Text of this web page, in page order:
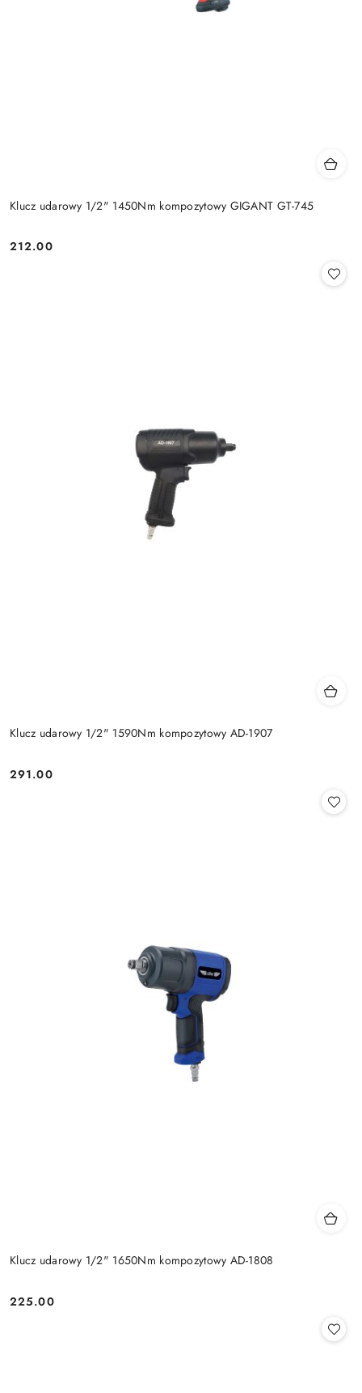
Klucz udarowy 1/2" 1450Nm kompozytowy GIGANT GT-745
Cena:
212.00
Klucz udarowy 1/2" 1590Nm kompozytowy AD-1907
Cena:
291.00
Klucz udarowy 1/2" 1650Nm kompozytowy AD-1808
Cena:
225.00